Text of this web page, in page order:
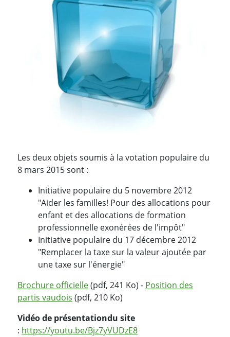
Les deux objets soumis à la votation populaire du
8 mars 2015 sont :
Initiative populaire du 5 novembre 2012
"Aider les familles! Pour des allocations pour
enfant et des allocations de formation
professionnelle exonérées de l'impôt"
Initiative populaire du 17 décembre 2012
"Remplacer la taxe sur la valeur ajoutée par
une taxe sur l'énergie"
Brochure officielle(pdf, 241 Ko) - Position des
partis vaudois (pdf, 210 Ko)
Vidéo de présentationdu site
: https://youtu.be/Bjz7yVUDzE8